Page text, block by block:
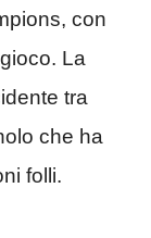
con
La
tra
che ha
folli.